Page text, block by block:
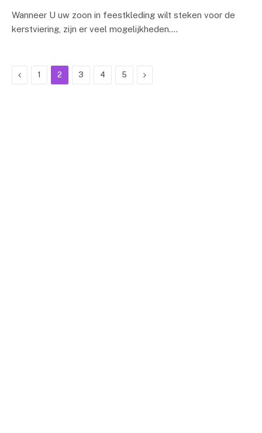
Wanneer U uw zoon in feestkleding wilt steken voor de
kerstviering, zijn er veel mogelijkheden.…
Previous
1 2 3 4 5 Next